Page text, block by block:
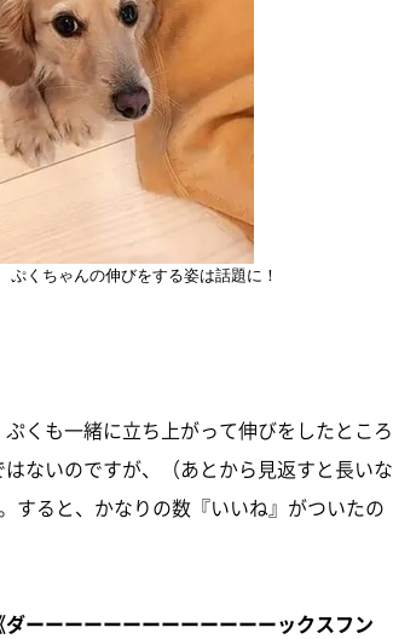
くちゃんの伸びをする姿は話題に！
くも一緒に立ち上がって伸びをしたところ
ないのですが、（あとから見返すと長いな
すると、かなりの数『いいね』がついたの
ダーーーーーーーーーーーーーックスフン